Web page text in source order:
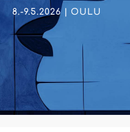
8.-9.5.2026 | OULU